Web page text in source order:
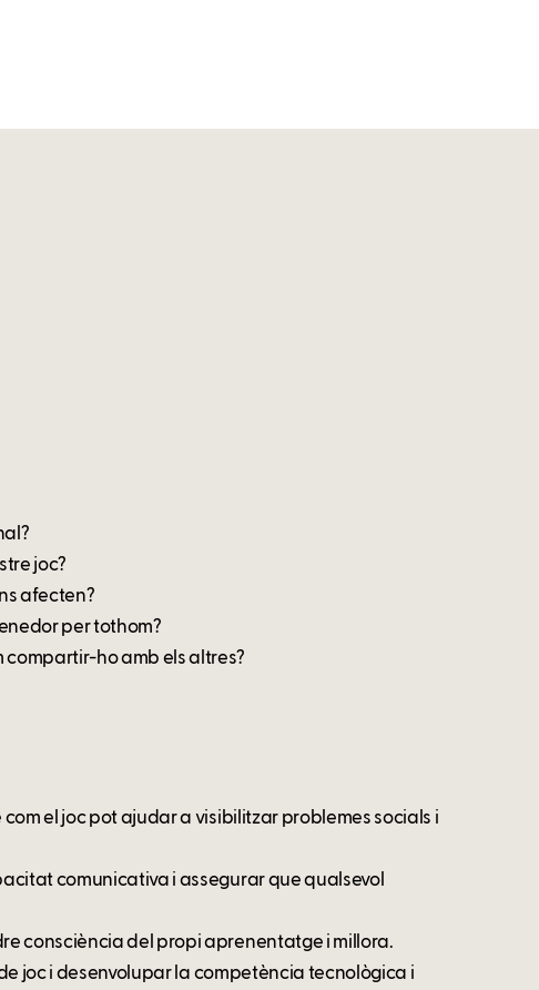
joc?
afecten?
per tothom?
ho amb els altres?
el joc pot ajudar a visibilitzar problemes socials i
comunicativa i assegurar que qualsevol
consciència del propi aprenentatge i millora.
joc i desenvolupar la competència tecnològica i